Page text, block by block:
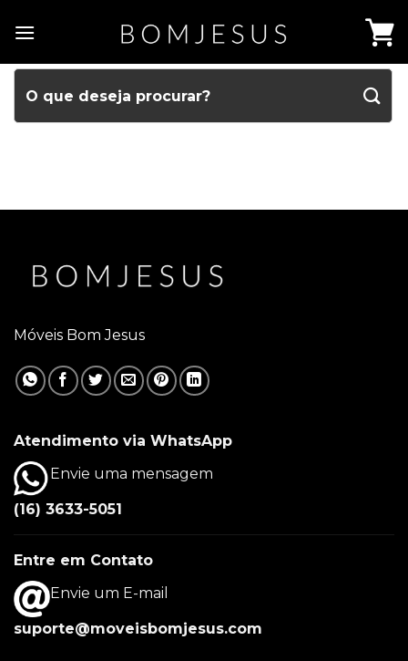
Móveis Bom Jesus
Atendimento via WhatsApp
Envie uma mensagem
(16) 3633-5051
Entre em Contato
Envie um E-mail
suporte@moveisbomjesus.com